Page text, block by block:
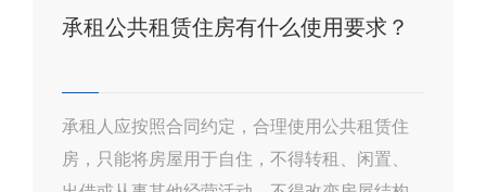
承租公共租赁住房有什么使用要求？
承租人应按照合同约定，合理使用公共租赁住
房，只能将房屋用于自住，不得转租、闲置、